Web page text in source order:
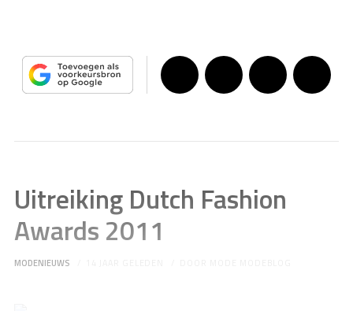
Uitreiking Dutch Fashion
Awards 2011
MODENIEUWS